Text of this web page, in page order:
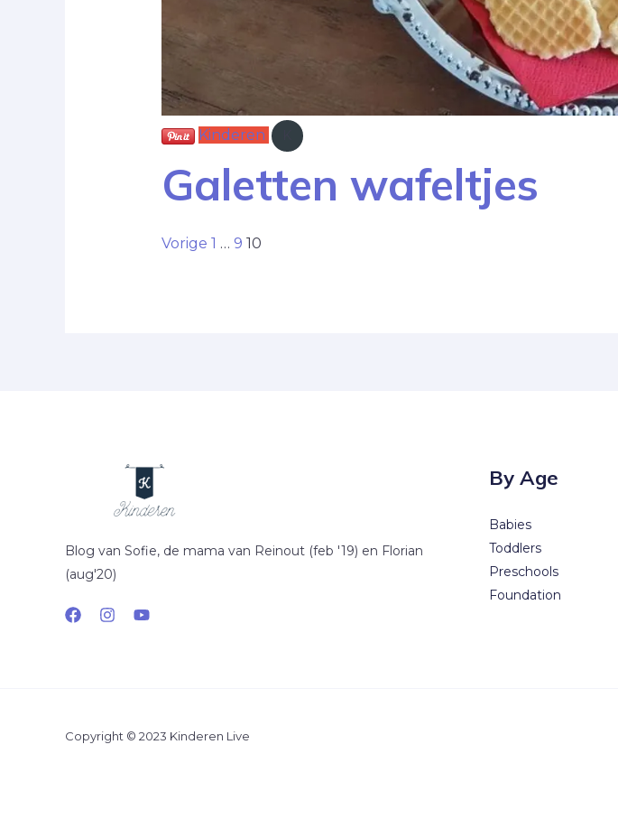
Kinderen
Galetten wafeltjes
Vorige 1 … 9 10
Blog van Sofie, de mama van Reinout (feb '19) en Florian
(aug'20)
By Age
Babies
Toddlers
Preschools
Foundation
Copyright © 2023 Kinderen Live